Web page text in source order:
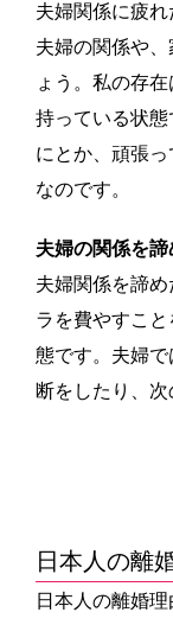
夫婦関係に疲
夫婦の関係や
ょう。私の存
持っている状
にとか、頑張
なのです。
夫婦の関係を諦
夫婦関係を諦
ラを費やすこ
態です。夫婦
断をしたり、次
日本人の離
日本人の離婚